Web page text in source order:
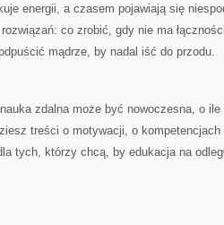
energii, a czasem pojawiają się
co zrobić, gdy nie ma
mądrze, by nadal iść do przodu.
zdalna może być nowoczesna, o
treści o motywacji, o
tych, którzy chcą, by edukacja na